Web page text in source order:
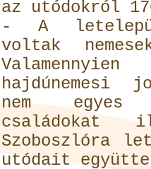
az utódokról
- A
voltak
hajdúnemesi
nem egyes
családokat
Szoboszlóra
utódait